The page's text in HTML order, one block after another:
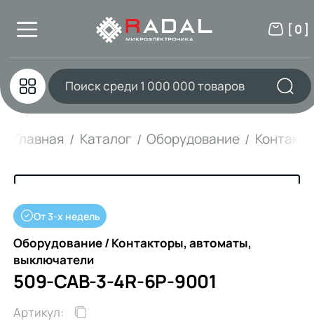
[ 0 ]
Главная Каталог Оборудование
От 3-х недель
Оборудование / Контакторы, автоматы,
выключатели
509-CAB-3-4R-6P-9001
Артикул: